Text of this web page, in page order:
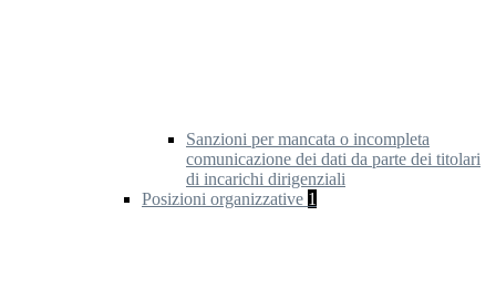
Sanzioni per mancata o incompleta
comunicazione dei dati da parte dei titolari
di incarichi dirigenziali
Posizioni organizzative 1